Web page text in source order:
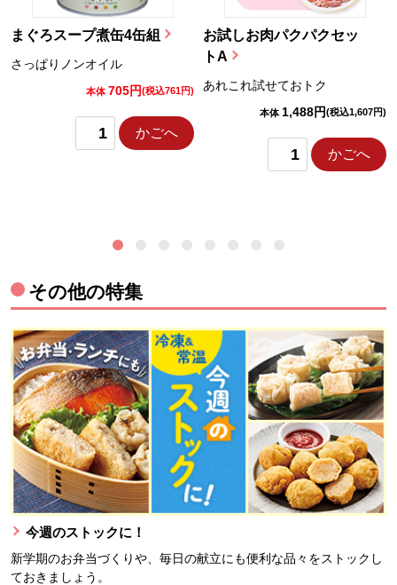
まぐろスープ煮缶4缶組
さっぱりノンオイル
本体 705円(税込761円)
かごへ
お試しお肉パクパクセッ
トA
あれこれ試せておトク
本体 1,488円(税込1,607円)
かごへ
その他の特集
今週のストックに！
新学期のお弁当づくりや、毎日の献立にも便利な品々をストックし
ておきましょう。